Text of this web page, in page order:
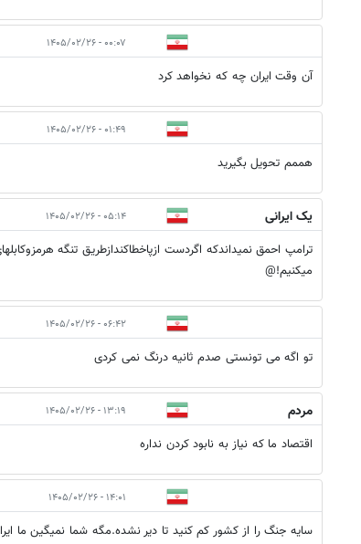
۰۰:۰۷ - ۱۴۰۵/۰۲/۲۶
آن وقت ایران چه که نخواهد کرد
۰۱:۴۹ - ۱۴۰۵/۰۲/۲۶
هممم تحویل بگیرید
یک ایرانی ۰۵:۱۴ - ۱۴۰۵/۰۲/۲۶
ترامپ احمق نمیداندکه اگردست ازپاخطاکندازطریق تنگه
میکنیم!@
۰۶:۴۲ - ۱۴۰۵/۰۲/۲۶
تو اگه می تونستی صدم ثانیه درنگ نمی کردی
مردم ۱۳:۱۹ - ۱۴۰۵/۰۲/۲۶
اقتصاد ما که نیاز به نابود کردن نداره
۱۴:۰۱ - ۱۴۰۵/۰۲/۲۶
سایه جنگ را از کشور کم کنید تا دیر نشده.مگه شما نمیگین ما